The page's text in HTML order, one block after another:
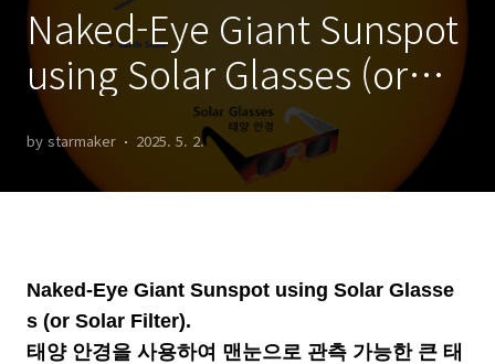
Naked-Eye Giant Sunspot
using Solar Glasses (or
Solar Filter) 태양 안경을 사
용하여 맨눈으로 관측 가능한
큰 태양 흑점
by starmaker 2025. 5. 2.
Naked-Eye Giant Sunspot using Solar Glasse
s (or Solar Filter).
태양 안경을 사용하여 맨눈으로 관측 가능한 큰 태